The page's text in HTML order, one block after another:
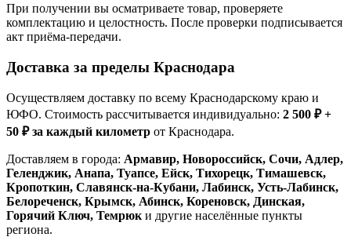
При получении вы осматриваете товар, проверяете
комплектацию и целостность. После проверки подписывается
акт приёма-передачи.
Доставка за пределы Краснодара
Осуществляем доставку по всему Краснодарскому краю и
ЮФО. Стоимость рассчитывается индивидуально: 2 500 ₽ +
50 ₽ за каждый километр от Краснодара.
Доставляем в города: Армавир, Новороссийск, Сочи, Адлер,
Геленджик, Анапа, Туапсе, Ейск, Тихорецк, Тимашевск,
Кропоткин, Славянск-на-Кубани, Лабинск, Усть-Лабинск,
Белореченск, Крымск, Абинск, Кореновск, Динская,
Горячий Ключ, Темрюк и другие населённые пункты
региона.